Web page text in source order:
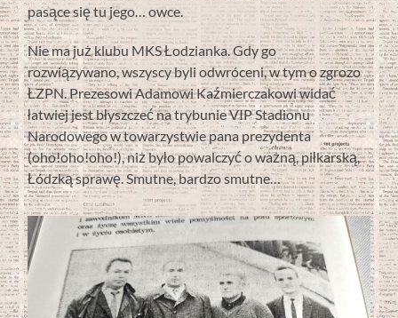
pasące się tu jego… owce.
Nie ma już klubu MKS Łodzianka. Gdy go
rozwiązywano, wszyscy byli odwróceni, w tym o zgrozo
ŁZPN. Prezesowi Adamowi Kaźmierczakowi widać
łatwiej jest błyszczeć na trybunie VIP Stadionu
Narodowego w towarzystwie pana prezydenta
(oho!oho!oho!), niż było powalczyć o ważną, piłkarską,
Łódzką sprawę. Smutne, bardzo smutne…